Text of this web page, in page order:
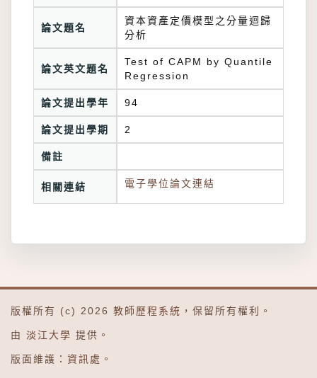
論文題名
資本資產定價模型之分量迴歸
分析
論文英文題名
Test of CAPM by Quantile
Regression
論文提出學年 94
論文提出學期 2
備註
相關連結 電子學位論文連結
版權所有 (c) 2026 教師歷程系統 ，保留所有權利。
由 淡江大學 提供。
版面維護： 資訊處 。